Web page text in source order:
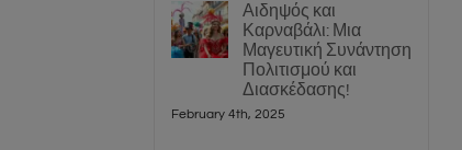
Αιδηψός και
Καρναβάλι: Μια
Μαγευτική Συνάντηση
Πολιτισμού και
Διασκέδασης!
February 4th, 2025